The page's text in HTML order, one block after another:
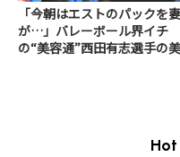
「今朝はエストのパックを妻
が…」バレーボール界イチ
の“美容通”西田有志選手の美
Hot